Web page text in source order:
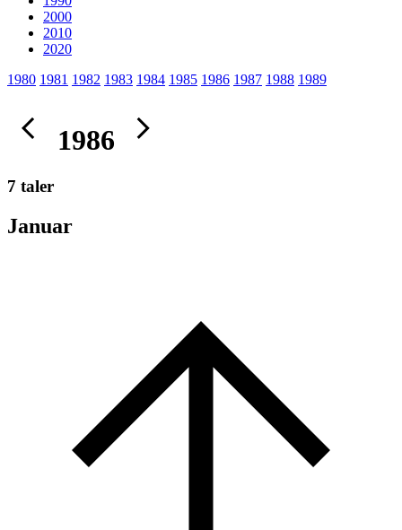
2000
2010
2020
1980 1981 1982 1983 1984 1985 1986 1987 1988 1989
1986
7 taler
Januar